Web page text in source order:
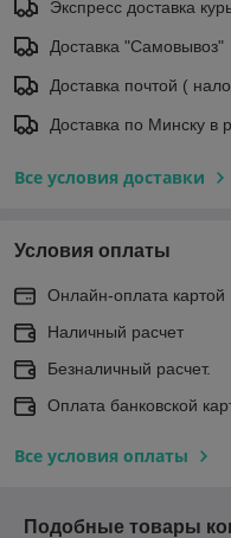
Экспресс доставка
Доставка "Самовывоз"
Доставка почтой (
Доставка по Минску в
Все условия доставки
Условия оплаты
Онлайн-оплата картой
Наличный расчет
Безналичный расчет.
Оплата банковской
Все условия оплаты
Подобные товары